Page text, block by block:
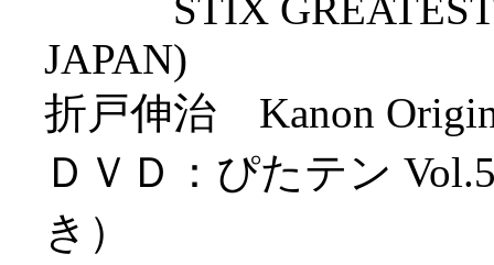
JAPAN)
折戸伸治 Kanon
ＤＶＤ：ぴたテン
き）